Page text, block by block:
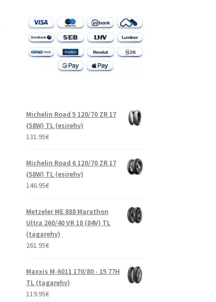
Michelin Road 5 120/70 ZR 17
(58W) TL (esirehv)
131.95€
Michelin Road 6 120/70 ZR 17
(58W) TL (esirehv)
146.95€
Metzeler ME 888 Marathon
Ultra 260/40 VR 18 (84V) TL
(tagarehv)
261.95€
Maxxis M-6011 170/80 - 15 77H
TL (tagarehv)
119.95€